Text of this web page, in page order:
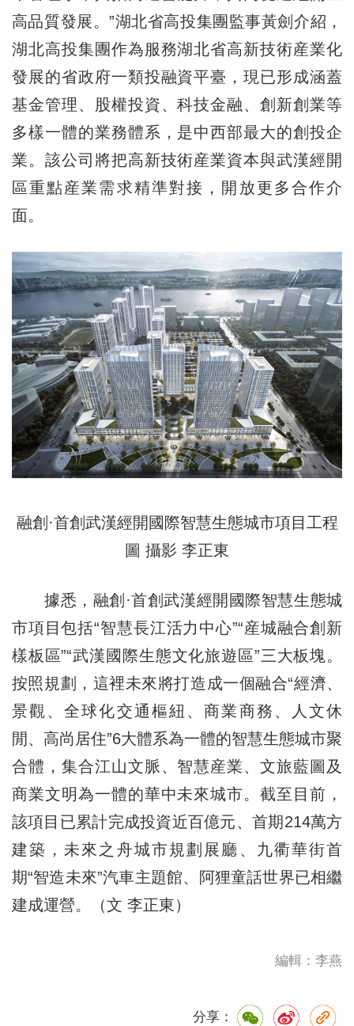
高品質發展。”湖北省高投集團監事黃劍介紹，
湖北高投集團作為服務湖北省高新技術産業化
發展的省政府一類投融資平臺，現已形成涵蓋
基金管理、股權投資、科技金融、創新創業等
多樣一體的業務體系，是中西部最大的創投企
業。該公司將把高新技術産業資本與武漢經開
區重點産業需求精準對接，開放更多合作介
面。
融創·首創武漢經開國際智慧生態城市項目工程
圖 攝影 李正東
據悉，融創·首創武漢經開國際智慧生態城
市項目包括“智慧長江活力中心”“産城融合創新
樣板區”“武漢國際生態文化旅遊區”三大板塊。
按照規劃，這裡未來將打造成一個融合“經濟、
景觀、全球化交通樞紐、商業商務、人文休
閒、高尚居住”6大體系為一體的智慧生態城市聚
合體，集合江山文脈、智慧産業、文旅藍圖及
商業文明為一體的華中未來城市。截至目前，
該項目已累計完成投資近百億元、首期214萬方
建築，未來之舟城市規劃展廳、九衢華街首
期“智造未來”汽車主題館、阿狸童話世界已相繼
建成運營。（文 李正東）
編輯：李燕
分享：